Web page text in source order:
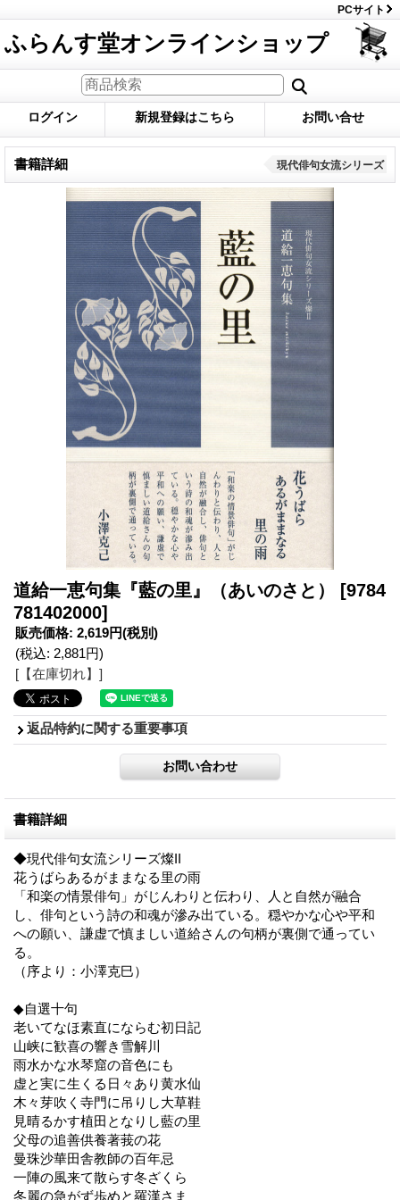
PCサイト
ふらんす堂オンラインショップ
ログイン 新規登録はこちら お問い合せ
書籍詳細 現代俳句女流シリーズ
道給一恵句集『藍の里』（あいのさと）
[9784
781402000]
販売価格: 2,619円(税別)
(税込: 2,881円)
[【在庫切れ】]
返品特約に関する重要事項
書籍詳細
◆現代俳句女流シリーズ燦II
花うばらあるがままなる里の雨
「和楽の情景俳句」がじんわりと伝わり、人と自然が融合
し、俳句という詩の和魂が滲み出ている。穏やかな心や平和
への願い、謙虚で慎ましい道給さんの句柄が裏側で通ってい
る。
（序より：小澤克巳）
◆自選十句
老いてなほ素直にならむ初日記
山峡に歓喜の響き雪解川
雨水かな水琴窟の音色にも
虚と実に生くる日々あり黄水仙
木々芽吹く寺門に吊りし大草鞋
見晴るかす植田となりし藍の里
父母の追善供養著莪の花
曼珠沙華田舎教師の百年忌
一陣の風来て散らす冬ざくら
冬麗の急がず歩めと羅漢さま